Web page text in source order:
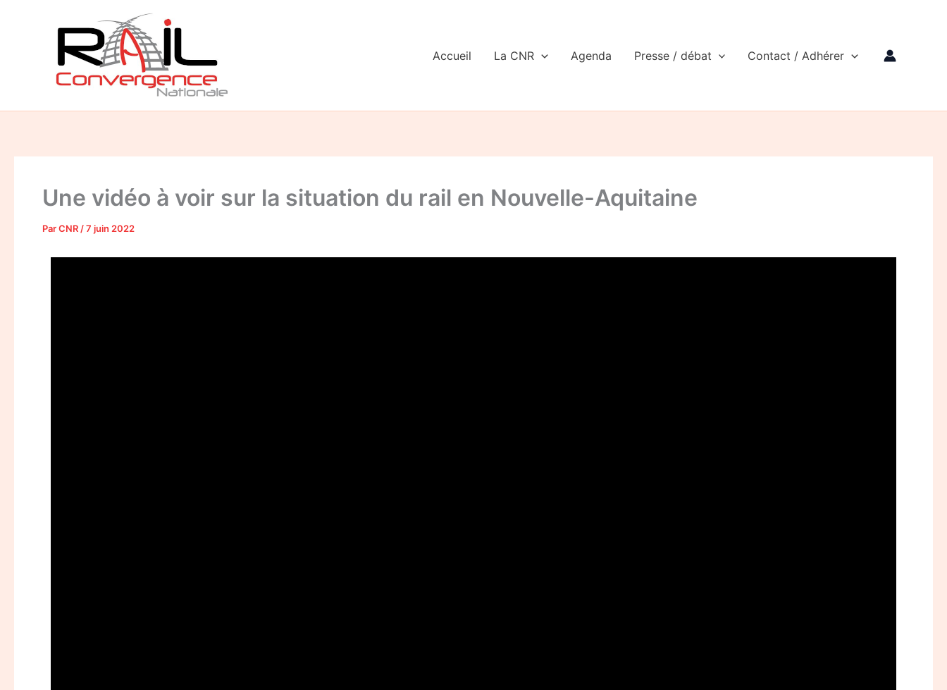
Accueil La CNR Agenda Presse / débat Contact / Adhérer
Une vidéo à voir sur la situation du rail en Nouvelle-Aquitaine
ParCNR /7 juin 2022